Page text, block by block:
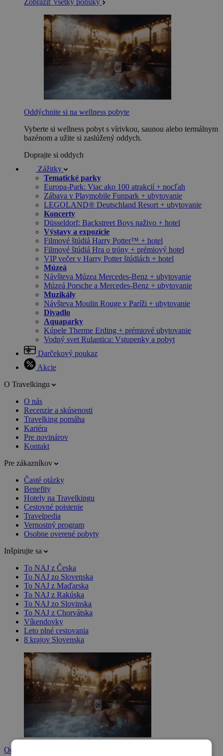
Zobraziť všetky ponuky
Oddýchnite si na wellness pobyte
Vyberte si wellness pobyt s vírivkou, saunou alebo termálnym
bazénom a užite si zaslúžený oddych.
Doprajte si oddych
Zážitky
Tematické parky
Europa-Park: Viac ako 100 atrakcií + nocľah
Zábava v Playmobile Funpark + ubytovanie
LEGOLAND® Deutschland Resort + ubytovanie
Koncerty
Düsseldorf: Backstreet Boys naživo + hotel
Výstavy a expozície
Filmové štúdiá Harry Potter™ + hotel
Filmové štúdiá Hra o tróny + prémiový hotel
VIP večer v Harry Potter štúdiách + hotel
Múzeá
Návšteva Múzea Mercedes-Benz + ubytovanie
Múzeá Porsche a Mercedes-Benz + ubytovanie
Muzikály
Návšteva Moulin Rouge v Paríži + ubytovanie
Divadlo
Aquaparky
Kúpele Therme Erding + prémiové ubytovanie
Vodný svet Rulantica: Vstupenky a pobyt
Darčekový poukaz
Akcie
O Travelkingu
O nás
Recenzie a skúsenosti
Travelking pomáha
Kariéra
Pre novinárov
Kontakt
Pre zákazníkov
Časté otázky
Benefity
Hotely na Travelkingu
Cestovné poistenie
Travelpedia
Vernostný program
Osobne overené pobyty
Inšpirujte sa
To NAJ z Česka
To NAJ zo Slovenska
To NAJ z Maďarska
To NAJ z Rakúska
To NAJ zo Slovinska
To NAJ z Chorvátska
Víkendovky
Leto plné cestovania
8 krajov Slovenska
Oddýchnite si na wellness pobyte